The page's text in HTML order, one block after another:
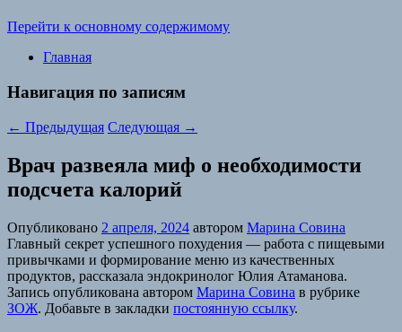
Перейти к основному содержимому
Главная
Навигация по записям
← Предыдущая Следующая →
Врач развеяла миф о необходимости
подсчета калорий
Опубликовано 2 апреля, 2024 автором Марина Совина
Главный секрет успешного похудения — работа с пищевыми
привычками и формирование меню из качественных
продуктов, рассказала эндокринолог Юлия Атаманова.
Запись опубликована автором Марина Совина в рубрике
ЗОЖ. Добавьте в закладки постоянную ссылку.